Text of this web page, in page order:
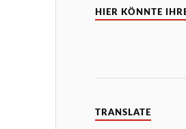
HIER KÖNNTE
TRANSLATE